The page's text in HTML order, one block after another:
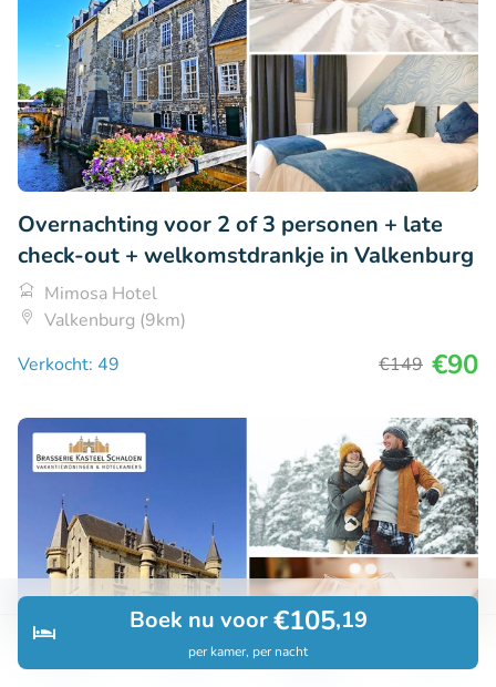
Zoeken Boekingen
Boek nu voor€105,19
per kamer, per nacht
Overnachting voor 2 of 3 personen + late
check-out + welkomstdrankje in Valkenburg
Mimosa Hotel
Valkenburg (9km)
Verkocht: 49
€149 €90